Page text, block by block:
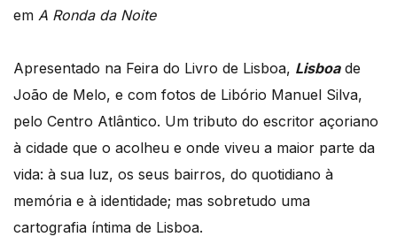
em A Ronda da Noite
Apresentado na Feira do Livro de Lisboa, Lisboade
João de Melo, e com fotos de Libório Manuel Silva,
pelo Centro Atlântico. Um tributo do escritor açoriano
à cidade que o acolheu e onde viveu a maior parte da
vida: à sua luz, os seus bairros, do quotidiano à
memória e à identidade; mas sobretudo uma
cartografia íntima de Lisboa.